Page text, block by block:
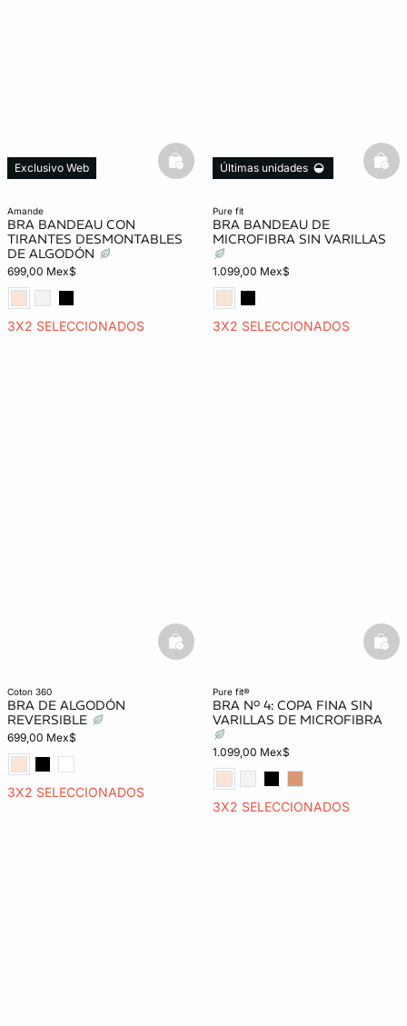
amande
BRA BANDEAU CON
TIRANTES DESMONTABLES
DE ALGODÓN
699,00 Mex$
3X2 SELECCIONADOS
Exclusivo Web basketfull
pure fit
BRA BANDEAU DE
MICROFIBRA SIN VARILLAS
1.099,00 Mex$
3X2 SELECCIONADOS
Últimas unidades
coton 360
BRA DE ALGODÓN
REVERSIBLE
699,00 Mex$
3X2 SELECCIONADOS
basketfull
pure fit®
BRA Nº 4: COPA FINA SIN
VARILLAS DE MICROFIBRA
1.099,00 Mex$
3X2 SELECCIONADOS